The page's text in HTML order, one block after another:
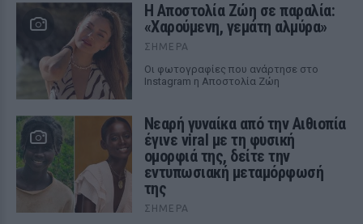
Η Αποστολία Ζώη σε παραλία:
«Χαρούμενη, γεμάτη αλμύρα»
ΣΉΜΕΡΑ
Οι φωτογραφίες που ανάρτησε στο
Instagram η Αποστολία Ζώη
Νεαρή γυναίκα από την Αιθιοπία
έγινε viral με τη φυσική
ομορφιά της, δείτε την
εντυπωσιακή μεταμόρφωσή
της
ΣΉΜΕΡΑ